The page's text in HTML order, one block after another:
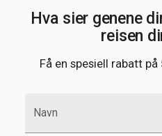
Hva sier genene
reisen
Få en spesiell rabatt
Navn